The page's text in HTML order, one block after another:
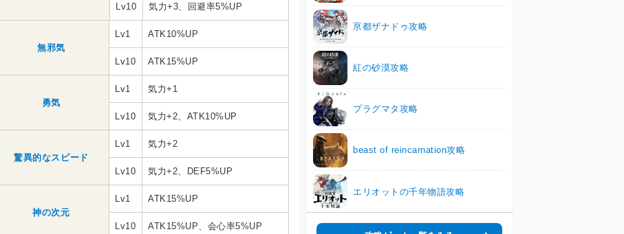
Lv10 気力+3、回避率5%UP
無邪気
Lv1 ATK10%UP
Lv10 ATK15%UP
勇気
Lv1 気力+1
Lv10 気力+2、ATK10%UP
驚異的なスピード
Lv1 気力+2
Lv10 気力+2、DEF5%UP
神の次元
Lv1 ATK15%UP
Lv10 ATK15%UP、会心率5%UP
亰都ザナドゥ攻略
紅の砂漠攻略
プラグマタ攻略
beast of reincarnation攻略
エリオットの千年物語攻略